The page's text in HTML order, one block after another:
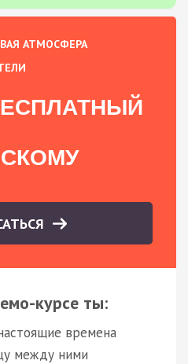
АТМОСФЕРА
курсе ты:
времена
между ними